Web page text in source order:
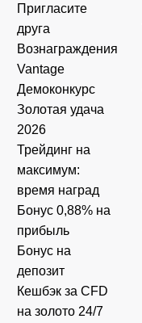
Пригласите
друга
Вознаграждения
Vantage
Демоконкурс
Золотая удача
2026
Трейдинг на
максимум:
время наград
Бонус 0,88% на
прибыль
Бонус на
депозит
Кешбэк за CFD
на золото 24/7